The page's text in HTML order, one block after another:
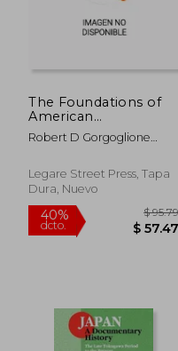
40%
The Foundations of
American
Constitutional
Government (en
Robert D Gorgoglione
Legare Street Press, Tapa
Dura, Nuevo